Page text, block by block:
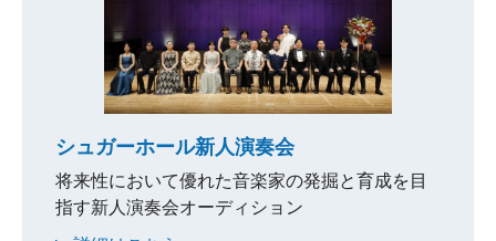
シュガーホール新人演奏会
将来性において優れた音楽家の発掘と育成を目
指す新人演奏会オーディション